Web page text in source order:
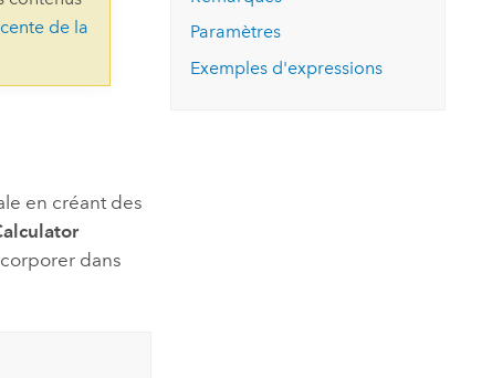
essai gratuit.
Explorer ce cours
et
Lire le récit
de la
en créant des
dans
Paramètres
Exemples d'expressions